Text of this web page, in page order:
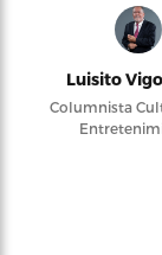
Luisito
Columnista